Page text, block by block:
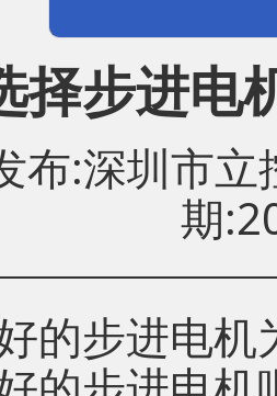
择步进电
布:深圳市
期
的步进电